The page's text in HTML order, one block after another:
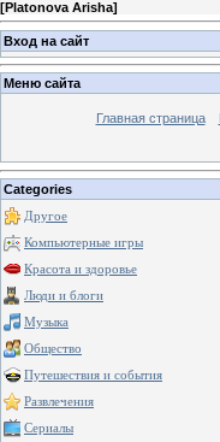
[Platonova Arisha]
Вход на сайт
Меню сайта
Главная страница
Categories
Другое
Компьютерные игры
Красота и здоровье
Люди и блоги
Музыка
Общество
Путешествия и события
Развлечения
Сериалы